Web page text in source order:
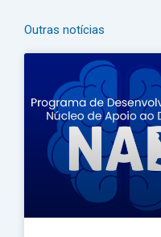
Outras notícias